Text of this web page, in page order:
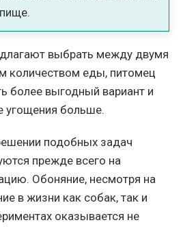
выбрать между двумя
количеством еды, питомец
более выгодный вариант и
угощения больше.
подобных задач
прежде всего на
Обоняние, несмотря на
в жизни как собак, так и
оказывается не